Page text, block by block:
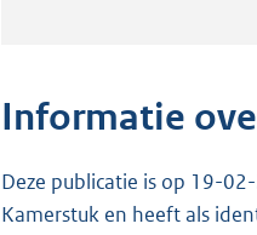
Informatie
Deze publicatie is op 19-
Kamerstuk en heeft als